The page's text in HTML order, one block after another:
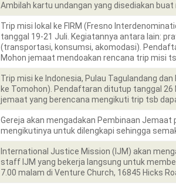
Ambilah kartu undangan yang disediakan buat
Trip misi lokal ke FIRM (Fresno
tanggal 19-21 Juli. Kegiatannya antara lain:
(transportasi, konsumsi, akomodasi).
Mohon jemaat mendoakan rencana trip misi
Trip misi ke Indonesia, Pulau Tagulandang
ke Tomohon). Pendaftaran ditutup tanggal
jemaat yang berencana mengikuti trip tsb
Gereja akan mengadakan Pembinaan
mengikutinya untuk dilengkapi sehingga
International Justice Mission (IJM) akan
staff IJM yang bekerja langsung untuk
7.00 malam di Venture Church, 16845 Hicks